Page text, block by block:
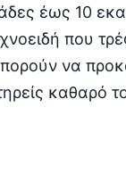
έως 10
που
να
καθαρό